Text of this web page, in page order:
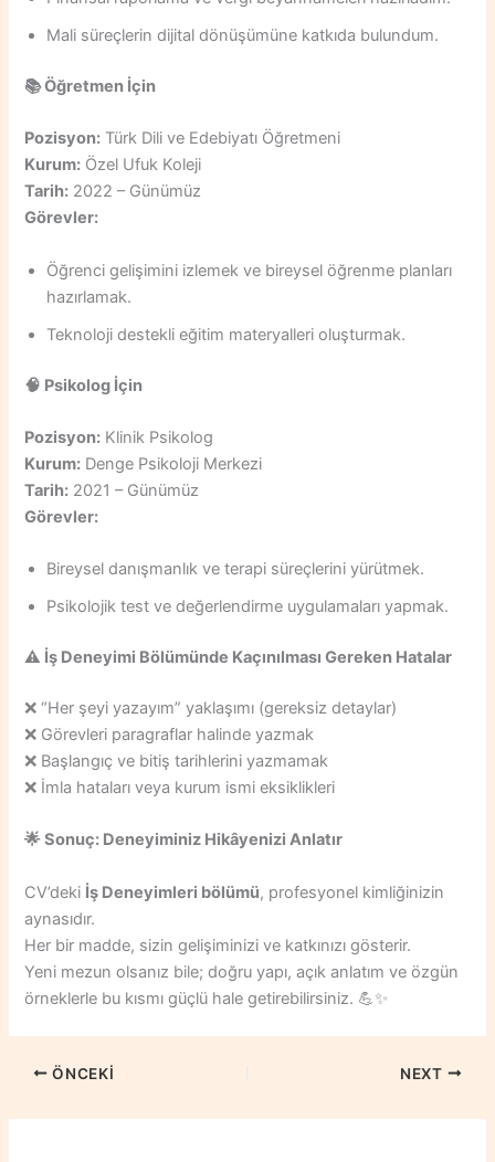
Mali süreçlerin dijital dönüşümüne katkıda bulundum.
📚Öğretmen İçin
Pozisyon: Türk Dili ve Edebiyatı Öğretmeni
Kurum: Özel Ufuk Koleji
Tarih: 2022 – Günümüz
Görevler:
Öğrenci gelişimini izlemek ve bireysel öğrenme planları
hazırlamak.
Teknoloji destekli eğitim materyalleri oluşturmak.
🧠 Psikolog İçin
Pozisyon: Klinik Psikolog
Kurum: Denge Psikoloji Merkezi
Tarih: 2021 – Günümüz
Görevler:
Bireysel danışmanlık ve terapi süreçlerini yürütmek.
Psikolojik test ve değerlendirme uygulamaları yapmak.
⚠️ İş Deneyimi Bölümünde Kaçınılması Gereken Hatalar
❌ “Her şeyi yazayım” yaklaşımı (gereksiz detaylar)
❌ Görevleri paragraflar halinde yazmak
❌ Başlangıç ve bitiş tarihlerini yazmamak
❌ İmla hataları veya kurum ismi eksiklikleri
🌟Sonuç: Deneyiminiz Hikâyenizi Anlatır
CV’deki İş Deneyimleri bölümü, profesyonel kimliğinizin
aynasıdır.
Her bir madde, sizin gelişiminizi ve katkınızı gösterir.
Yeni mezun olsanız bile; doğru yapı, açık anlatım ve özgün
örneklerle bu kısmı güçlü hale getirebilirsiniz. 💪✨
ÖNCEKI NEXT